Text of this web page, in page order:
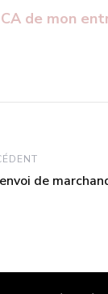
de mon
de